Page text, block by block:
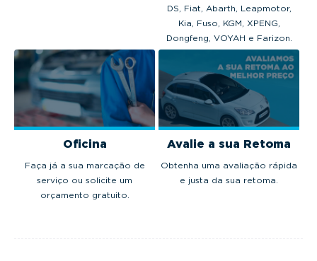
DS, Fiat, Abarth, Leapmotor,
Kia, Fuso, KGM, XPENG,
Dongfeng, VOYAH e Farizon.
Oficina
Faça já a sua marcação de
serviço ou solicite um
orçamento gratuito.
Avalie a sua Retoma
Obtenha uma avaliação rápida
e justa da sua retoma.